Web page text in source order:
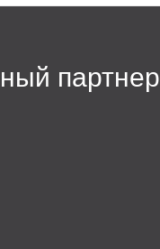
партнер